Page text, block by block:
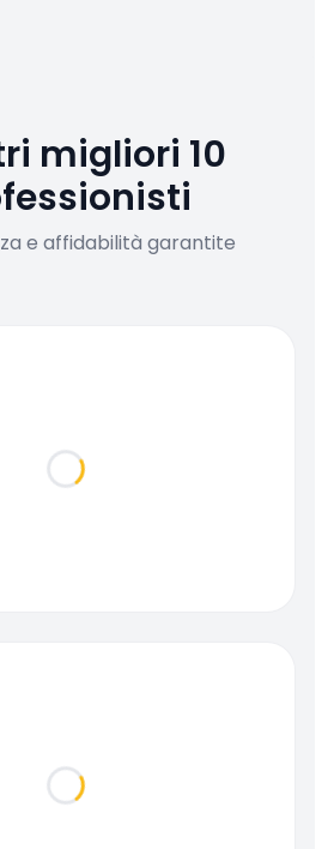
migliori 10
e affidabilità garantite
Loading...
Loading...